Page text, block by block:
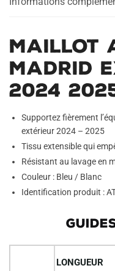
Maillot
Madrid
2024
Supportez fièrement
extérieur 2024 – 2025
Tissu extensible qui
Résistant au lavage en
Couleur : Bleu / Blanc
Identification produit :
LONGUEUR